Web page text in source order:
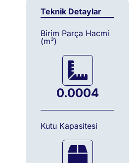
Teknik Detaylar
Birim Parça Hacmi
(m³)
0.0004
Kutu Kapasitesi